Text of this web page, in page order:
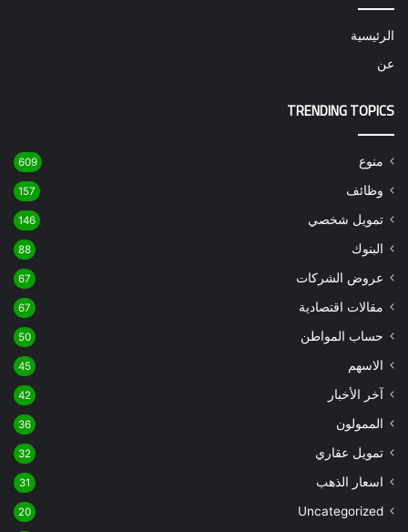
الرئيسية
عن
TRENDING TOPICS
منوع 609
وظائف 157
تمويل شخصي 146
البنوك 88
عروض الشركات 67
مقالات اقتصادية 67
حساب المواطن 50
الاسهم 45
آخر الأخبار 42
الممولون 36
تمويل عقاري 32
اسعار الذهب 31
Uncategorized
20